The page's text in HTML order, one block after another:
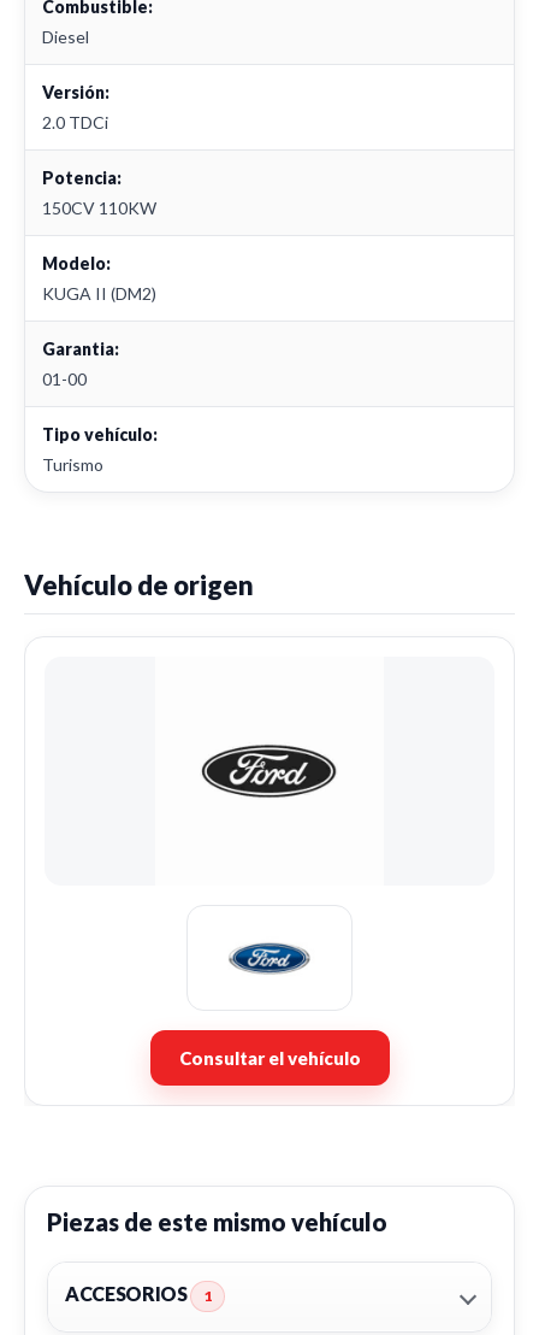
Combustible:
Diesel
Versión:
2.0 TDCi
Potencia:
150CV 110KW
Modelo:
KUGA II (DM2)
Garantia:
01-00
Tipo vehículo:
Turismo
Vehículo de origen
Consultar el vehículo
Piezas de este mismo vehículo
ACCESORIOS 1